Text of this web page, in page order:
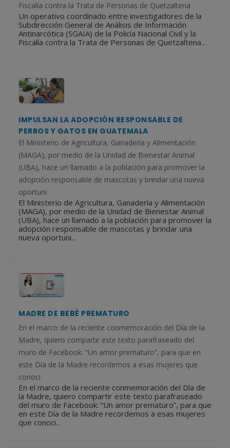
Fiscalía contra la Trata de Personas de Quetzaltena
Un operativo coordinado entre investigadores de la
Subdirección General de Análisis de Información
Antinarcótica (SGAIA) de la Policía Nacional Civil y la
Fiscalía contra la Trata de Personas de Quetzaltena...
IMPULSAN LA ADOPCIÓN RESPONSABLE DE
PERROS Y GATOS EN GUATEMALA
El Ministerio de Agricultura, Ganadería y Alimentación
(MAGA), por medio de la Unidad de Bienestar Animal
(UBA), hace un llamado a la población para promover la
adopción responsable de mascotas y brindar una nueva
oportuni
El Ministerio de Agricultura, Ganadería y Alimentación
(MAGA), por medio de la Unidad de Bienestar Animal
(UBA), hace un llamado a la población para promover la
adopción responsable de mascotas y brindar una
nueva oportuni...
MADRE DE BEBÉ PREMATURO
En el marco de la reciente conmemoración del Día de la
Madre, quiero compartir este texto parafraseado del
muro de Facebook: “Un amor prematuro”, para que en
este Día de la Madre recordemos a esas mujeres que
conoci
En el marco de la reciente conmemoración del Día de
la Madre, quiero compartir este texto parafraseado
del muro de Facebook: “Un amor prematuro”, para que
en este Día de la Madre recordemos a esas mujeres
que conoci...